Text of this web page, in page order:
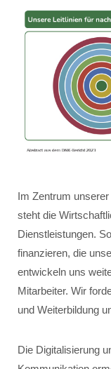
Im Zentrum
steht die
Dienstleistungen.
finanzieren, die
entwickeln uns
Mitarbeiter. Wir
und Weiterbildung
Die Digitalisierung